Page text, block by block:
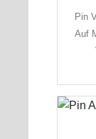
Pin
Auf